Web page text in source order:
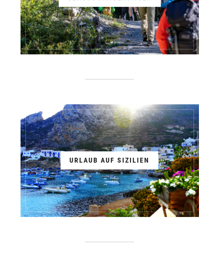
URLAUB AUF SIZILIEN